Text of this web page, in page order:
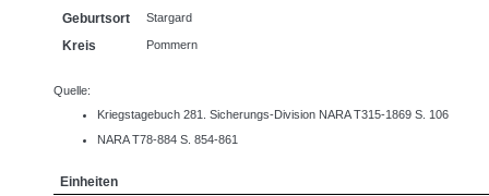
Geburtsort Stargard
Kreis Pommern
Quelle:
Kriegstagebuch 281. Sicherungs-Division NARA T315-1869 S. 106
NARA T78-884 S. 854-861
Einheiten